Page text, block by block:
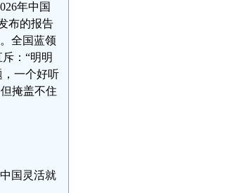
年中国
布的报告
全国蓝领
：“明明
，一个好听
掩盖不住
国灵活就